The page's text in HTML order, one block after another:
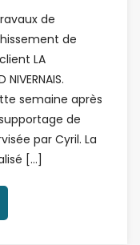
de
de
LA
NIVERNAIS.
semaine après
de
par Cyril. La
[…]